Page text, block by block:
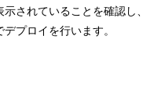
されていることを確認し、
プロイを行います。